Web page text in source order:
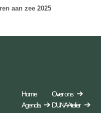
aan zee 2025
Home
Agenda
Over ons
DUNA Atelier